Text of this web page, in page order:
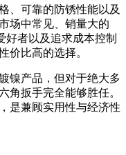
、可靠的防锈性能以及
场中常见、销量大的
好者以及追求成本控制
价比高的选择。
镍产品，但对于绝大多
角扳手完全能够胜任。
是兼顾实用性与经济性